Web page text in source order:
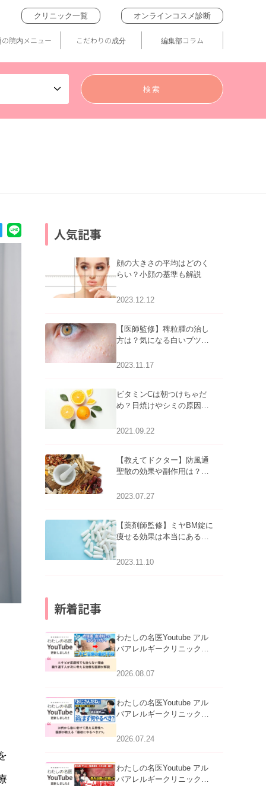
クリニック一覧 オンラインコスメ診断
院内メニュー こだわりの成分 編集部コラム
人気記事
顔の大きさの平均はどのく
らい？小顔の基準も解説
2023.12.12
【医師監修】稗粒腫の治し
方は？気になる白いブツブ
アについて
2023.11.17
ビタミンCは朝つけちゃだ
め？日焼けやシミの原因に
2021.09.22
【教えてドクター】防風通
聖散の効果や副作用は？長
2023.07.27
【薬剤師監修】ミヤBM錠に
痩せる効果は本当にある
2023.11.10
新着記事
わたしの名医Youtube アル
バアレルギークリニック札
らない理由｜繰り返す人が
2026.08.07
わたしの名医Youtube アル
バアレルギークリニック札
える男性へ｜医師が教える
2026.07.24
わたしの名医Youtube アル
バアレルギークリニック札